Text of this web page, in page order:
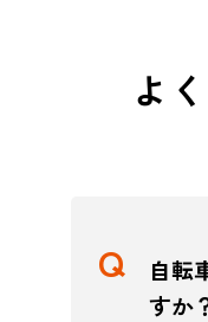
よ
自転
すか